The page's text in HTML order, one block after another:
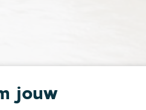
jouw